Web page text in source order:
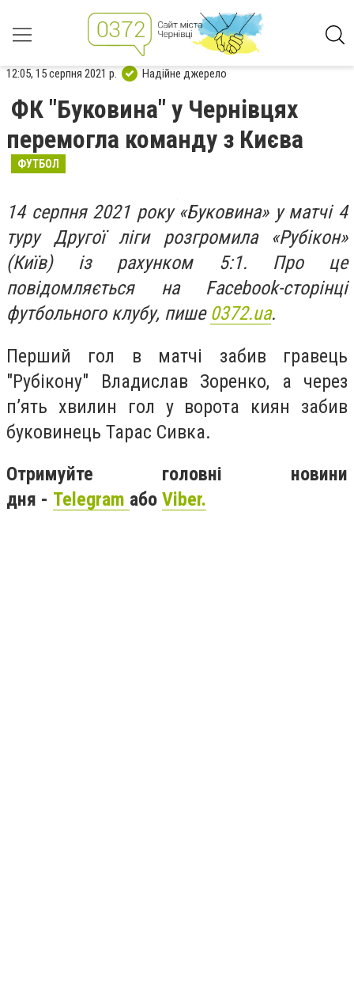
12:05, 15 серпня 2021 р. Надійне джерело
ФК "Буковина" у Чернівцях
перемогла команду з Києва
ФУТБОЛ
14 серпня 2021 року «Буковина» у матчі 4
туру Другої ліги розгромила «Рубікон»
(Київ) із рахунком 5:1. Про це
повідомляється на Facebook-сторінці
футбольного клубу, пише 0372.ua.
Перший гол в матчі забив гравець
"Рубікону" Владислав Зоренко, а через
п’ять хвилин гол у ворота киян забив
буковинець Тарас Сивка.
Отримуйте головні новини
дня - Telegram або Viber.